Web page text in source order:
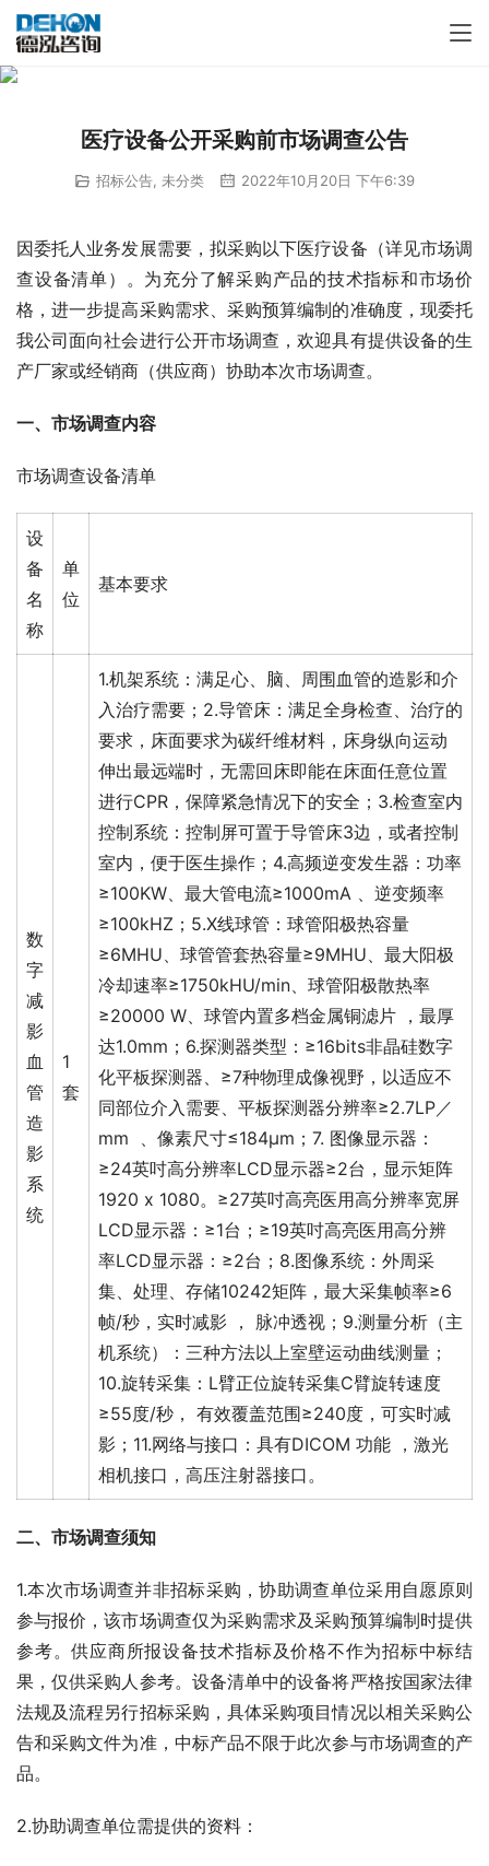
医疗设备公开采购前市场调查公告
招标公告 未分类 2022年10月20日 下午6:39
因委托人业务发展需要，拟采购以下医疗设备（详见市场调
查设备清单）。为充分了解采购产品的技术指标和市场价
格，进一步提高采购需求、采购预算编制的准确度，现委托
我公司面向社会进行公开市场调查，欢迎具有提供设备的生
产厂家或经销商（供应商）协助本次市场调查。
一、市场调查内容
市场调查设备清单
设
备
名
称
单
位
基本要求
数
字
减
影
血
管
造
影
系
统
1
套
1.机架系统：满足心、脑、周围血管的造影和介
入治疗需要；2.导管床：满足全身检查、治疗的
要求，床面要求为碳纤维材料，床身纵向运动
伸出最远端时，无需回床即能在床面任意位置
进行CPR，保障紧急情况下的安全；3.检查室内
控制系统：控制屏可置于导管床3边，或者控制
室内，便于医生操作；4.高频逆变发生器：功率
≥100KW、最大管电流≥1000mA 、逆变频率
≥100kHZ；5.X线球管：球管阳极热容量
≥6MHU、球管管套热容量≥9MHU、最大阳极
冷却速率≥1750kHU/min、球管阳极散热率
≥20000 W、球管内置多档金属铜滤片 ，最厚
达1.0mm；6.探测器类型：≥16bits非晶硅数字
化平板探测器、≥7种物理成像视野，以适应不
同部位介入需要、平板探测器分辨率≥2.7LP／
mm 、像素尺寸≤184μm；7. 图像显示器：
≥24英吋高分辨率LCD显示器≥2台，显示矩阵
1920 x 1080。≥27英吋高亮医用高分辨率宽屏
LCD显示器：≥1台；≥19英吋高亮医用高分辨
率LCD显示器：≥2台；8.图像系统：外周采
集、处理、存储10242矩阵，最大采集帧率≥6
帧/秒，实时减影 ， 脉冲透视；9.测量分析（主
机系统）：三种方法以上室壁运动曲线测量；
10.旋转采集：L臂正位旋转采集C臂旋转速度
≥55度/秒， 有效覆盖范围≥240度，可实时减
影；11.网络与接口：具有DICOM 功能 ，激光
相机接口，高压注射器接口。
二、市场调查须知
1.本次市场调查并非招标采购，协助调查单位采用自愿原则
参与报价，该市场调查仅为采购需求及采购预算编制时提供
参考。供应商所报设备技术指标及价格不作为招标中标结
果，仅供采购人参考。设备清单中的设备将严格按国家法律
法规及流程另行招标采购，具体采购项目情况以相关采购公
告和采购文件为准，中标产品不限于此次参与市场调查的产
品。
2.协助调查单位需提供的资料：